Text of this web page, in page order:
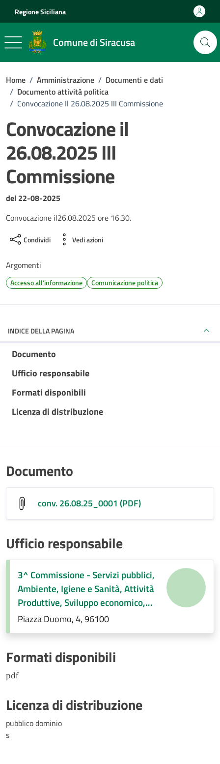
Regione Siciliana
Comune di Siracusa
Home / Amministrazione / Documenti e dati
/ Documento attività politica
/ Convocazione Il 26.08.2025 III Commissione
Convocazione il
26.08.2025 III
Commissione
Dettagli del documento
del 22-08-2025
Convocazione il26.08.2025 ore 16.30.
Condividi Vedi azioni
Argomenti
Accesso all'informazione Comunicazione politica
INDICE DELLA PAGINA
Documento
Ufficio responsabile
Formati disponibili
Licenza di distribuzione
Documento
conv. 26.08.25_0001 (PDF)
Ufficio responsabile
3^ Commissione - Servizi pubblici,
Ambiente, Igiene e Sanità, Attività
Produttive, Sviluppo economico,
Regolamenti di competenza.
Piazza Duomo, 4, 96100
Formati disponibili
pdf
Licenza di distribuzione
pubblico dominio
s